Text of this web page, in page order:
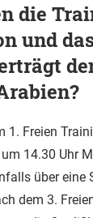
die
und
1. Freien
14.30 Uhr
über eine
dem 3.